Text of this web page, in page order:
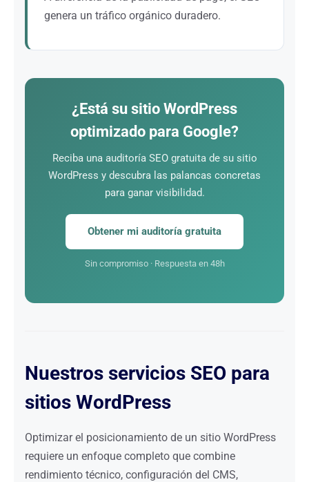
realmente le distingue.
genera un tráfico orgánico duradero.
Una vez que su sitio WordPress esté correctamente
mientras controla su presupuesto, frente al elevado
coste fijo que supone un equipo interno.
¿Está su sitio WordPress
optimizado para Google?
Reciba una auditoría SEO gratuita de su sitio
WordPress y descubra las palancas concretas
para ganar visibilidad.
Obtener mi auditoría gratuita
Sin compromiso · Respuesta en 48h
Nuestros servicios SEO para
sitios WordPress
Optimizar el posicionamiento de un sitio WordPress
requiere un enfoque completo que combine
rendimiento técnico, configuración del CMS,